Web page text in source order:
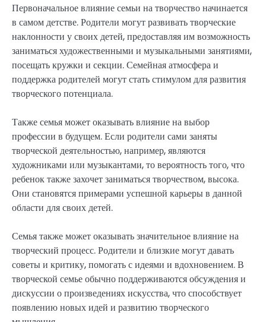
Первоначальное влияние семьи на творчество начинается
в самом детстве. Родители могут развивать творческие
наклонности у своих детей, предоставляя им возможность
заниматься художественными и музыкальными занятиями,
посещать кружки и секции. Семейная атмосфера и
поддержка родителей могут стать стимулом для развития
творческого потенциала.
Также семья может оказывать влияние на выбор
профессии в будущем. Если родители сами заняты
творческой деятельностью, например, являются
художниками или музыкантами, то вероятность того, что
ребенок также захочет заниматься творчеством, высока.
Они становятся примерами успешной карьеры в данной
области для своих детей.
Семья также может оказывать значительное влияние на
творческий процесс. Родители и близкие могут давать
советы и критику, помогать с идеями и вдохновением. В
творческой семье обычно поддерживаются обсуждения и
дискуссии о произведениях искусства, что способствует
появлению новых идей и развитию творческого